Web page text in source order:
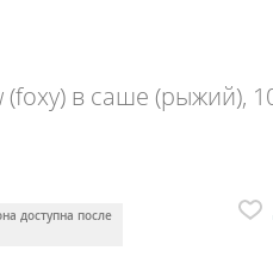
в саше (рыжий),
доступна после